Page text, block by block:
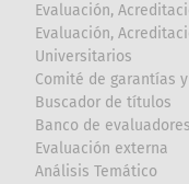
Evaluación,
Evaluación,
Universitarios
Comité de garantías
Buscador de títulos
Banco de evaluadores
Evaluación externa
Análisis Temático